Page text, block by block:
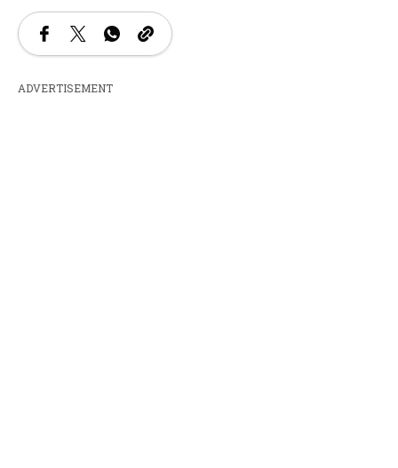
ADVERTISEMENT